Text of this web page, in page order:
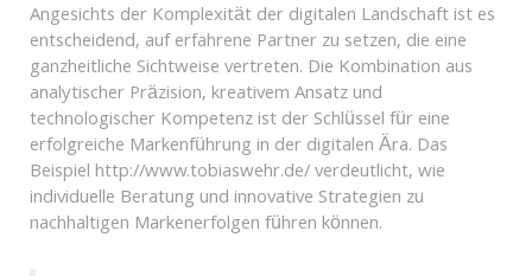
Angesichts der Komplexität der digitalen Landschaft ist es
entscheidend, auf erfahrene Partner zu setzen, die eine
ganzheitliche Sichtweise vertreten. Die Kombination aus
analytischer Präzision, kreativem Ansatz und
technologischer Kompetenz ist der Schlüssel für eine
erfolgreiche Markenführung in der digitalen Ära. Das
Beispiel http://www.tobiaswehr.de/ verdeutlicht, wie
individuelle Beratung und innovative Strategien zu
nachhaltigen Markenerfolgen führen können.